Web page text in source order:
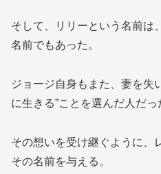
そして、リリーという名前は
名前でもあった。
ジョージ自身もまた、妻を失
に生きる”ことを選んだ人だっ
その想いを受け継ぐように、
その名前を与える。